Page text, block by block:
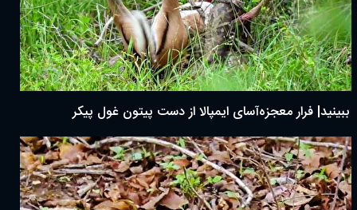
ببینید| فرار معجزه‌آسای ایمپالا از دست پیتون غول پیکر